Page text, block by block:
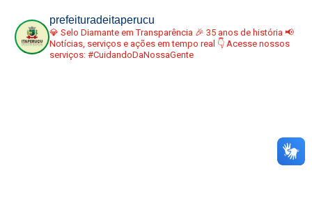
prefeituradeitaperucu
💎 Selo Diamante em Transparência 🎉 35 anos de história 📢
Notícias, serviços e ações em tempo real 👇 Acesse nossos
serviços: #CuidandoDaNossaGente